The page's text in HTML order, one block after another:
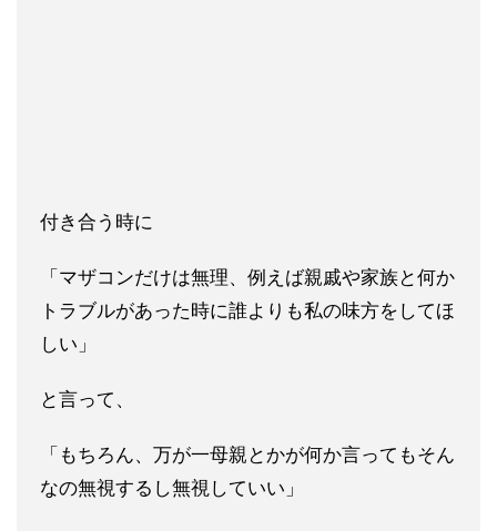
付き合う時に
「マザコンだけは無理、例えば親戚や家族と何か
トラ ブルがあった時に誰よりも私の味方をしてほ
しい」
と言って、
「 もちろん、万が一母親とかが何か言ってもそん
なの無視するし無視していい」